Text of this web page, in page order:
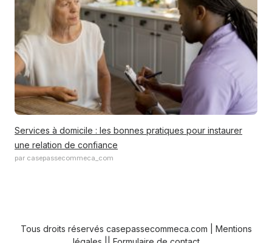
Services à domicile : les bonnes pratiques pour instaurer
une relation de confiance
par casepassecommeca_com
Tous droits réservés casepassecommeca.com | Mentions